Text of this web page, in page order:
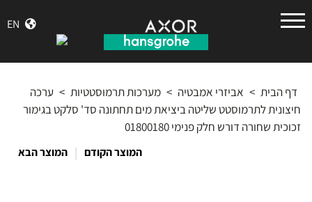
EN
גרואה
דף הבית > אביזרי אמבטיה > מערכות תרמוסטטיות > ערכה
חיצונית לתרמוסטט שליטה ביציאת מים תחתונה סד' סלקט בגימור
זכוכית שחורה דורש חלק פנימי 01800180
המוצר הקודם | המוצר הבא